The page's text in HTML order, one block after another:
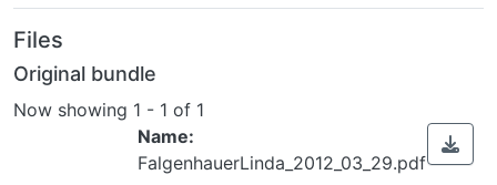
Files
Original bundle
Now showing 1 - 1 of 1
Name:
FalgenhauerLinda_2012_03_29.pdf